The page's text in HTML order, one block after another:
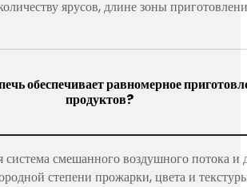
ярусов, длине зоны
обеспечивает равномерное
продуктов?
система смешанного воздушного потока
степени прожарки, цвета и